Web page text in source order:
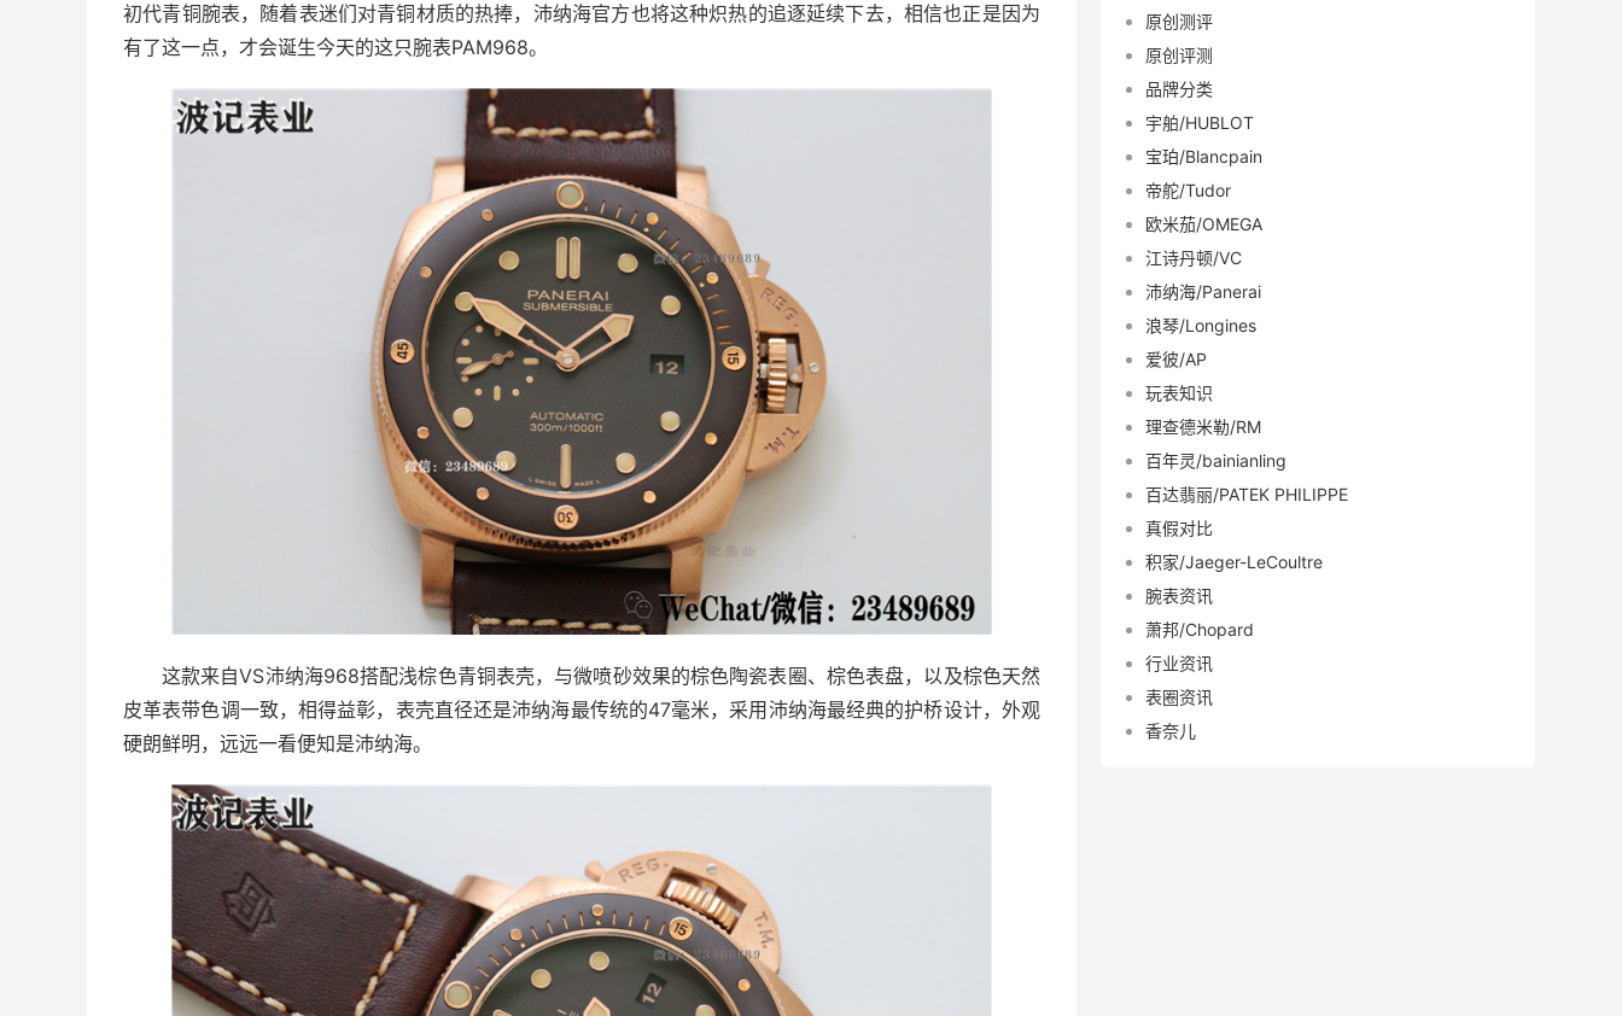
初代青铜腕表，随着表迷们对青铜材质的热捧，沛纳海官方也将这种炽热的追逐延续下去，相信也正是因为
有了这一点，才会诞生今天的这只腕表PAM968。
这款来自VS沛纳海968搭配浅棕色青铜表壳，与微喷砂效果的棕色陶瓷表圈、棕色表盘，以及棕色天然
皮革表带色调一致，相得益彰，表壳直径还是沛纳海最传统的47毫米，采用沛纳海最经典的护桥设计，外观
硬朗鲜明，远远一看便知是沛纳海。
原创测评
原创评测
品牌分类
宇舶/HUBLOT
宝珀/Blancpain
帝舵/Tudor
欧米茄/OMEGA
江诗丹顿/VC
沛纳海/Panerai
浪琴/Longines
爱彼/AP
玩表知识
理查德米勒/RM
百年灵/bainianling
百达翡丽/PATEK PHILIPPE
真假对比
积家/Jaeger-LeCoultre
腕表资讯
萧邦/Chopard
行业资讯
表圈资讯
香奈儿